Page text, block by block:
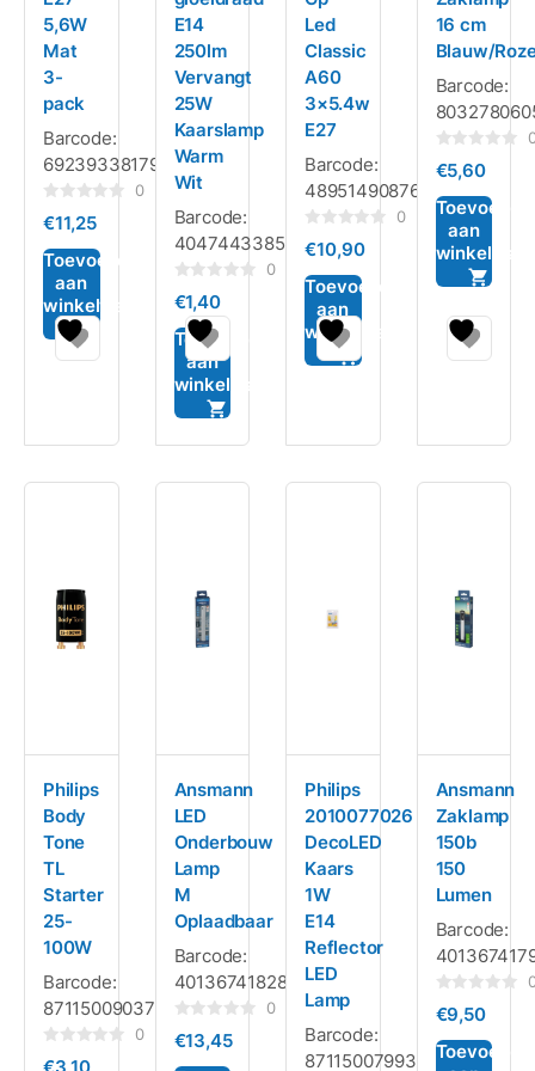
5,6W
Mat
3-
pack
Barcode:
6923933817955
0
5
0
€11,25
Toevoegen
aan
winkelwagen
E14
250lm
Vervangt
25W
Kaarslamp
Warm
Wit
Barcode:
4047443385222
0
uit
5
0
€1,40
Toevoegen
aan
winkelwagen
Led
Classic
A60
3×5.4w
E27
Barcode:
4895149087670
0
5
0
€10,90
Toevoegen
aan
winkelwagen
16 cm
Blauw/
Barcode:
0
5
€5,60
Toevoegen
aan
Philips
Body
Tone
TL
Starter
25-
100W
Barcode:
8711500903709
0
Ansmann
LED
Onderbouw
Lamp
M
Oplaadbaar
Barcode:
4013674182824
0
0
€13,45
Philips
2010077026
DecoLED
Kaars
1W
E14
Reflector
LED
Lamp
Barcode:
8711500799364
Ansmann
Zaklamp
150b
150
Lumen
Barcode:
0
5
€9,50
Toevoegen